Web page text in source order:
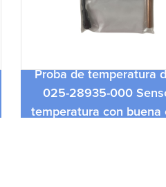
York Nuevo y Original
de energía